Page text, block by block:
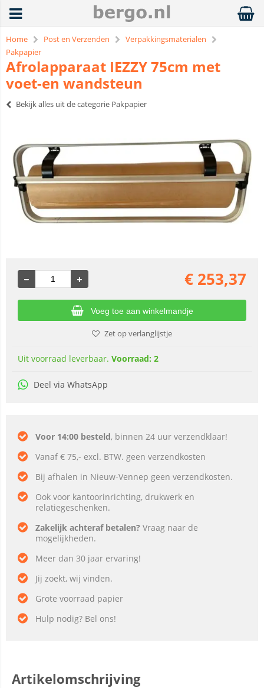
Home Post en Verzenden
Verpakkingsmaterialen
Pakpapier
Afrolapparaat IEZZY 75cm met
voet-en wandsteun
Bekijk alles uit de categorie Pakpapier
€ 253,37
Voeg toe aan winkelmandje
Zet op verlanglijstje
Uit voorraad leverbaar. Voorraad: 2
Deel via WhatsApp
Voor 14:00 besteld, binnen 24 uur verzendklaar!
Vanaf € 75,- excl. BTW. geen verzendkosten
Bij afhalen in Nieuw-Vennep geen verzendkosten.
Ook voor kantoorinrichting, drukwerk en
relatiegeschenken.
Zakelijk achteraf betalen? Vraag naar de
mogelijkheden.
Meer dan 30 jaar ervaring!
Jij zoekt, wij vinden.
Grote voorraad papier
Hulp nodig? Bel ons!
Artikelomschrijving